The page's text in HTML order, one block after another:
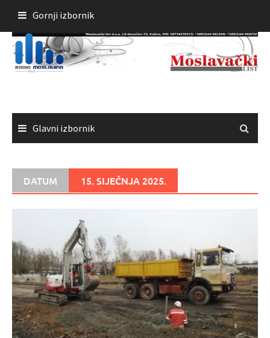
sadržaja
Gornji izbornik
Glavni izbornik
DATUM 15. SIJEČNJA 2025.